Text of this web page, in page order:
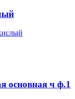
основная ч ф.1